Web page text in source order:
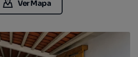
Ver Mapa